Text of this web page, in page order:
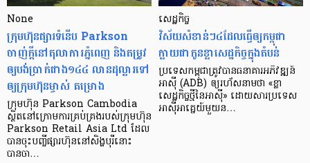
None
ក្រុមហ៊ុនផ្សារទំនើប Parkson
ចាញ់ក្ដីនៅតុលាការភ្នំពេញ និងតម្រូវ
ឲ្យបង់ប្រាក់ជាង១៤៤ លានដុល្លារទៅ
ឲ្យក្រុមហ៊ុនម្ចាស់ គម្រោង
ក្រុមហ៊ុន Parkson Cambodia
ស្ថិតនៅក្រោមការគ្រប់គ្រងរបស់ក្រុមហ៊ុន
Parkson Retail Asia Ltd ដែល
បានចុះបញ្ចីផ្សារហ៊ុននៅសិង្ហបុរីនោះ
បានចា…
សេដ្ឋកិច្ច​
វិស័យ​សំខាន់ៗ​៤​ដែល​ធ្វើ​ឲ្យ​កម្ពុជា​
ក្លាយ​ជា​កូន​ខ្លា​សេដ្ឋកិច្ច​ក្នុង​តំបន់
ប្រទេស​កម្ពុជា​ត្រូវ​បាន​ធនាគារ​អភិវឌ្ឍន៍​
អាស៊ី (ADB) ឲ្យ​រហ័ស​នាមថា «ខ្លា​
សេដ្ឋកិច្ច​ថ្មី​នៃ​អាស៊ី» ដោយសារ​ប្រទេស​
អាស៊ី​អាគ្នេយ៍​មួយ​ន…